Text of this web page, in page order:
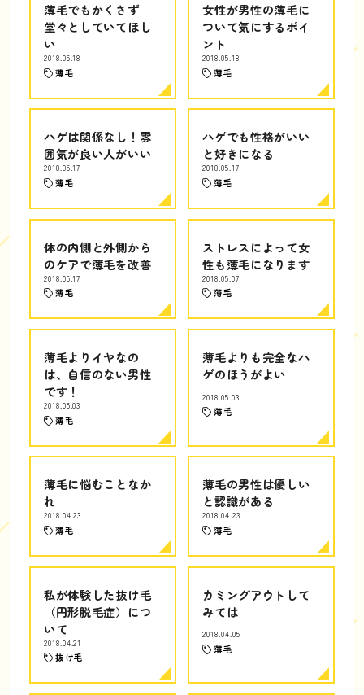
薄毛でもかくさず
堂々としていてほし
い
2018.05.18
薄毛
女性が男性の薄毛に
ついて気にするポイ
ント
2018.05.18
薄毛
ハゲは関係なし！雰
囲気が良い人がいい
2018.05.17
薄毛
ハゲでも性格がいい
と好きになる
2018.05.17
薄毛
体の内側と外側から
のケアで薄毛を改善
2018.05.17
薄毛
ストレスによって女
性も薄毛になります
2018.05.07
薄毛
薄毛よりイヤなの
は、自信のない男性
です！
2018.05.03
薄毛
薄毛よりも完全なハ
ゲのほうがよい
2018.05.03
薄毛
薄毛に悩むことなか
れ
2018.04.23
薄毛
薄毛の男性は優しい
と認識がある
2018.04.23
薄毛
私が体験した抜け毛
（円形脱毛症）につ
いて
2018.04.21
抜け毛
カミングアウトして
みては
2018.04.05
薄毛